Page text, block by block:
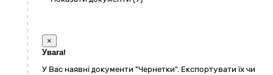
×
Увага!
У Вас наявні документи "Чернетки". Експортувати їх чи